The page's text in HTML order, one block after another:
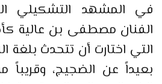
في المشهد التشكيلي
الفنان مصطفى بن عالية
التي اختارت أن تتحدث بلغة
بعيداً عن الضجيج،